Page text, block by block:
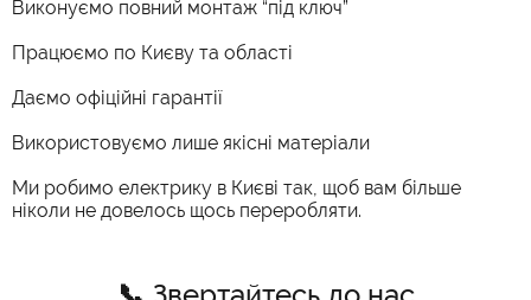
Виконуємо повний монтаж “під ключ”
Працюємо по Києву та області
Даємо офіційні гарантії
Використовуємо лише якісні матеріали
Ми робимо електрику в Києві так, щоб вам більше
ніколи не довелось щось переробляти.